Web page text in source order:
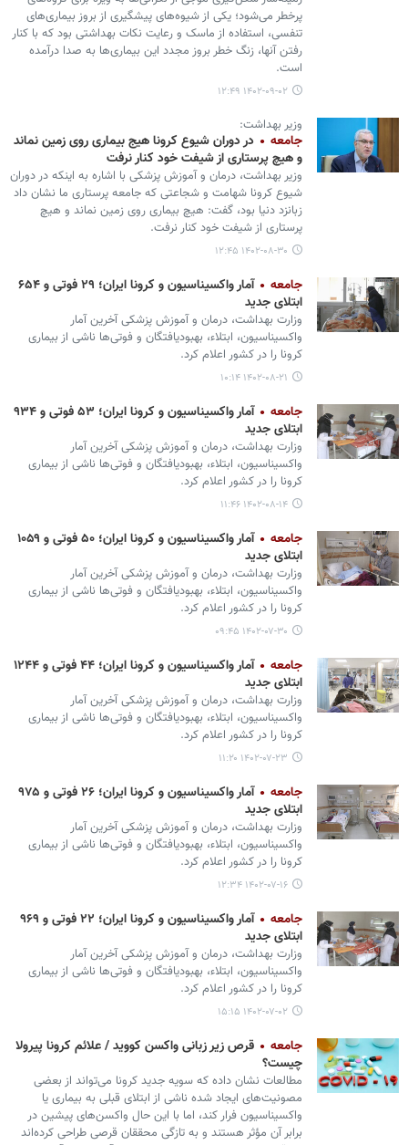
پرخطر می‌شود؛ یکی از شیوه‌های پیشگیری از بروز بیماری‌های
تنفسی، استفاده از ماسک و رعایت نکات بهداشتی بود که با کنار
رفتن آنها، زنگ خطر بروز مجدد این بیماری‌ها به صدا درآمده
است.
۱۴۰۲-۰۹-۰۲ ۱۲:۴۹
وزیر بهداشت:
جامعه
در دوران شیوع کرونا هیج بیماری روی زمین نماند
و هیچ پرستاری از شیفت خود کنار نرفت
وزیر بهداشت، درمان و آموزش پزشکی با اشاره به اینکه در دوران
شیوع کرونا شهامت و شجاعتی که جامعه پرستاری ما نشان داد
زبانزد دنیا بود، گفت: هیچ بیماری روی زمین نماند و هیچ
پرستاری از شیفت خود کنار نرفت.
۱۴۰۲-۰۸-۳۰ ۱۲:۴۵
جامعه
آمار واکسیناسیون و کرونا ایران؛ ۲۹ فوتی و ۶۵۴
ابتلای جدید
وزارت بهداشت، درمان و آموزش پزشکی آخرین آمار
واکسیناسیون، ابتلاء، بهبودیافتگان و فوتی‌ها ناشی از بیماری
کرونا را در کشور اعلام کرد.
۱۴۰۲-۰۸-۲۱ ۱۰:۱۴
جامعه
آمار واکسیناسیون و کرونا ایران؛ ۵۳ فوتی و ۹۳۴
ابتلای جدید
وزارت بهداشت، درمان و آموزش پزشکی آخرین آمار
واکسیناسیون، ابتلاء، بهبودیافتگان و فوتی‌ها ناشی از بیماری
کرونا را در کشور اعلام کرد.
۱۴۰۲-۰۸-۱۴ ۱۱:۴۶
جامعه
آمار واکسیناسیون و کرونا ایران؛ ۵۰ فوتی و ۱۰۵۹
ابتلای جدید
وزارت بهداشت، درمان و آموزش پزشکی آخرین آمار
واکسیناسیون، ابتلاء، بهبودیافتگان و فوتی‌ها ناشی از بیماری
کرونا را در کشور اعلام کرد.
۱۴۰۲-۰۷-۳۰ ۰۹:۴۵
جامعه
آمار واکسیناسیون و کرونا ایران؛ ۴۴ فوتی و ۱۲۴۴
ابتلای جدید
وزارت بهداشت، درمان و آموزش پزشکی آخرین آمار
واکسیناسیون، ابتلاء، بهبودیافتگان و فوتی‌ها ناشی از بیماری
کرونا را در کشور اعلام کرد.
۱۴۰۲-۰۷-۲۳ ۱۱:۲۰
جامعه
آمار واکسیناسیون و کرونا ایران؛ ۲۶ فوتی و ۹۷۵
ابتلای جدید
وزارت بهداشت، درمان و آموزش پزشکی آخرین آمار
واکسیناسیون، ابتلاء، بهبودیافتگان و فوتی‌ها ناشی از بیماری
کرونا را در کشور اعلام کرد.
۱۴۰۲-۰۷-۱۶ ۱۲:۳۴
جامعه
آمار واکسیناسیون و کرونا ایران؛ ۲۲ فوتی و ۹۶۹
ابتلای جدید
وزارت بهداشت، درمان و آموزش پزشکی آخرین آمار
واکسیناسیون، ابتلاء، بهبودیافتگان و فوتی‌ها ناشی از بیماری
کرونا را در کشور اعلام کرد.
۱۴۰۲-۰۷-۰۲ ۱۵:۱۵
جامعه
قرص زیر زبانی واکسن کووید / علائم کرونا پیرولا
چیست؟
مطالعات نشان داده که سویه جدید کرونا می‌تواند از بعضی
مصونیت‌های ایجاد شده ناشی از ابتلای قبلی به بیماری یا
واکسیناسیون فرار کند، اما با این حال واکسن‌های پیشین در
برابر آن مؤثر هستند و به تازگی محققان قرصی طراحی کرده‌اند